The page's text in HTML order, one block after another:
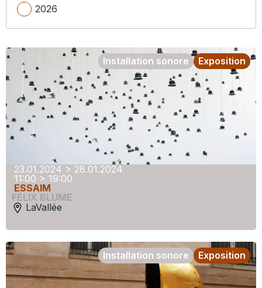
2026
23.01.2024 > 28.01.2024
11:00 > 19:00
ESSAIM
FÉLIX BLUME
LaVallée
Exposition
Installation sonore
Exposition
Installation sonore